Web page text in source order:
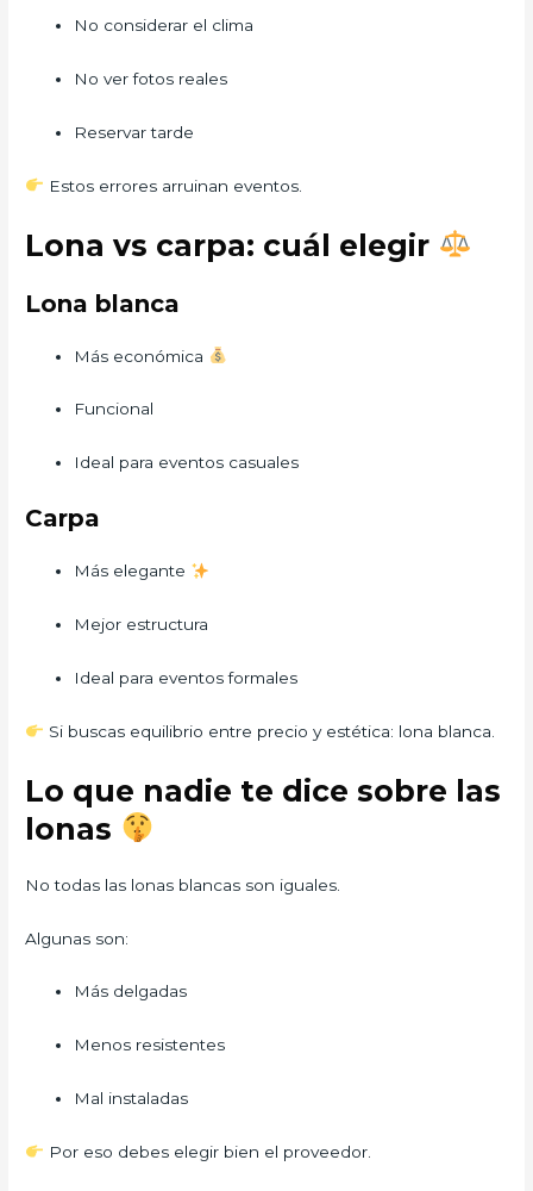
No considerar el clima
No ver fotos reales
Reservar tarde
Estos errores arruinan eventos.
Lona vs carpa: cuál elegir
Lona blanca
Más económica
Funcional
Ideal para eventos casuales
Carpa
Más elegante
Mejor estructura
Ideal para eventos formales
Si buscas equilibrio entre precio y estética: lona blanca.
Lo que nadie te dice sobre las
lonas
No todas las lonas blancas son iguales.
Algunas son:
Más delgadas
Menos resistentes
Mal instaladas
Por eso debes elegir bien el proveedor.